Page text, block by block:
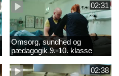
02:31
Omsorg, sundhed og
pædagogik 9.-10. klasse
2022
02:38